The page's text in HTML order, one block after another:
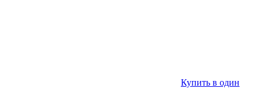
Купить в один